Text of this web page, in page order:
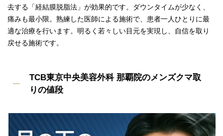
去する「経結膜脱脂法」が効果的です。ダウンタイムが少なく、
痛みも最小限。熟練した医師による施術で、患者一人ひとりに最
適な治療を行います。明るく若々しい目元を実現し、自信を取り
戻せる施術です。
TCB東京中央美容外科 那覇院のメンズクマ取
りの値段